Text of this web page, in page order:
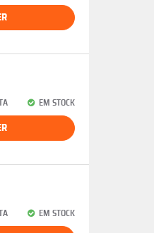
EM STOCK
EM STOCK